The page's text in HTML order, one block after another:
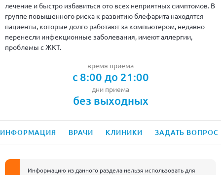
лечение и быстро избавиться ото всех неприятных симптомов. В
группе повышенного риска к развитию блефарита находятся
пациенты, которые долго работают за компьютером, недавно
перенесли инфекционные заболевания, имеют аллергии,
проблемы с ЖКТ.
время приема
с 8:00 до 21:00
дни приема
без выходных
ИНФОРМАЦИЯ ВРАЧИ КЛИНИКИ ЗАДАТЬ ВОПРОС
Информацию из данного раздела нельзя использовать для